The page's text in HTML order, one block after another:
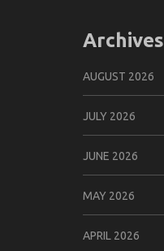
Archives
AUGUST 2026
JULY 2026
JUNE 2026
MAY 2026
APRIL 2026